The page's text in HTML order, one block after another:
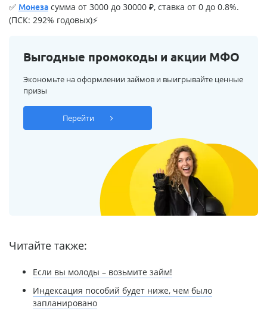
✅ Монеза сумма от 3000 до 30000 ₽, ставка от 0 до 0.8%.
(ПСК: 292% годовых)⚡
Выгодные промокоды и акции МФО
Экономьте на оформлении займов и выигрывайте ценные
призы
Перейти
Читайте также:
Если вы молоды – возьмите займ!
Индексация пособий будет ниже, чем было
запланировано